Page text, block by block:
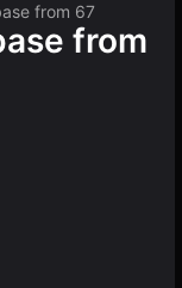
from 67
from